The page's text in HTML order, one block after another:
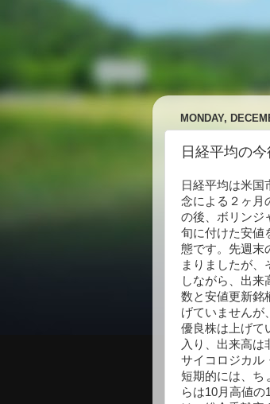
MONDAY,
日経平均の
日経平均は米
念による２ヶ月
の後、ボリンジ
旬に付けた安値
態です。先週末
まりましたが、
しながら、出来
数と安値更新銘
げていませんが
優良株は上げて
入り、出来高
サイコロジカル
短期的には、ち
らは10月高値